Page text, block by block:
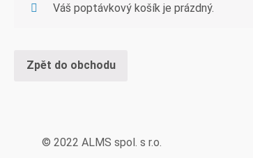
Váš poptávkový košík je prázdný.
Zpět do obchodu
© 2022 ALMS spol. s r.o.